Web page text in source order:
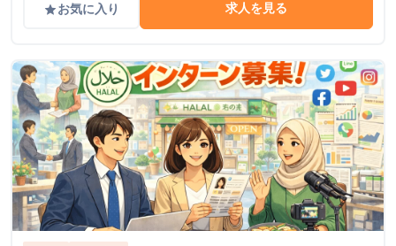
gradeお気に入り 求人を見る